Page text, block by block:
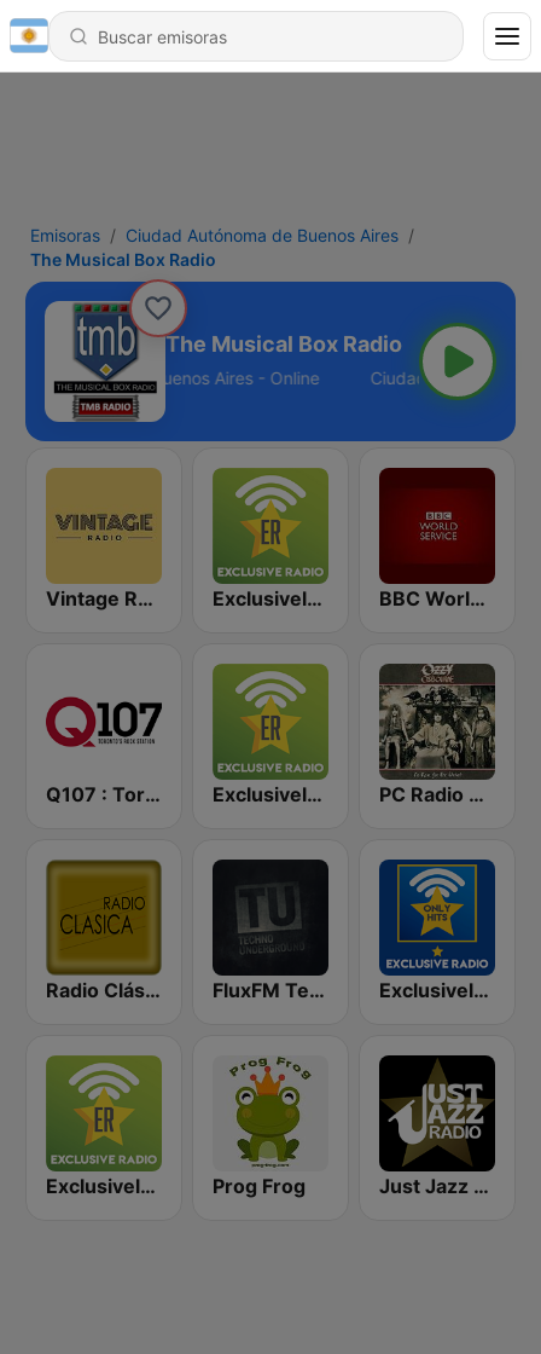
Emisoras
Ciudad Autónoma de Buenos Aires
The Musical Box Radio
The Musical Box Radio
Autónoma de Buenos Aires - Online
Vintage Radio Exclusively Pink Floyd BBC World Service
Q107 : Toronto's Rock Station (CILQ FM) Exclusively Led Zeppelin PC Radio Ozzy Osbourne
Radio Clásica FluxFM Techno Underground Exclusively Led Zeppelin - HITS
Exclusively Deep Purple Prog Frog Just Jazz - Miles Davis